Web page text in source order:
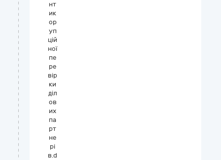
нт
ик
ор
уп
цій
ної
пе
ре
вір
ки
діл
ов
их
па
рт
не
рі
в.d